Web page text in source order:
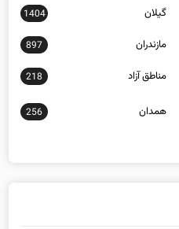
گیلان 1404
مازندران 897
مناطق آزاد 218
همدان 256